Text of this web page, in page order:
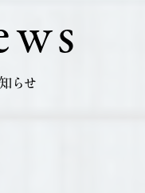
らせ